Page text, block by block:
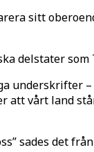
sitt
delstater
underskrifter
att vårt land
sades det